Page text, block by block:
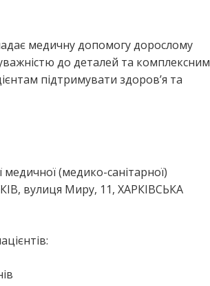
медичну допомогу дорослому
до деталей та комплексним
підтримувати здоров’я та
(медико-санітарної)
вулиця Миру, 11, ХАРКІВСЬКА